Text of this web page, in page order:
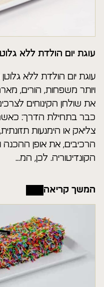
עוגת יום הולדת ללא
עוגת יום הולדת ללא
ויותר משפחות, הורים,
את שולחן הקינוחים
כבר בתחילת הדרך: כאשר
צליאק או הימנעות
הרכיבים, את אופן ההכנה
הקונדיטוריה. לכן, המ...
המשך קריאה